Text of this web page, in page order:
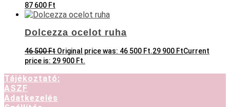
87 600 Ft
Dolcezza ocelot ruha
46 500Ft Original price was: 46 500 Ft.29 900 FtCurrent
price is: 29 900 Ft.
Tájékoztató:
ASZF
Adatkezelés